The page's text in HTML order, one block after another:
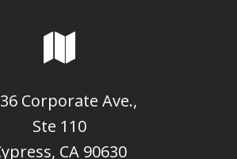
Corporate Ave.,
Ste 110
CA 90630